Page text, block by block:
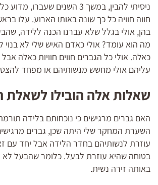
ניסיתי להבין, במשך 3 השנים
חווה חוויה כל כך שונה באותו הארוע. עלו
בהן, אולי בגלל שלא עברנו הכנה ללידה,
מה הוא עומד? אולי כאדם האיש שלי לא בנוי
כאלה. אולי כל הגברים חווים חוויות כאלה
עליהם אולי מחשש מנשותיהם או מפחד
שאלות אלה הובילו
האם גברים מרגישים כי נוכחותם בלידה
השערת המחקר שלי היתה שכן, גברים
עוזרת לנשותיהם בחדר הלידה אבל יחד עם
בטוחה שהיא עוזרת לבעל. כלומר שהבעל לא
באותה זירה נשית.